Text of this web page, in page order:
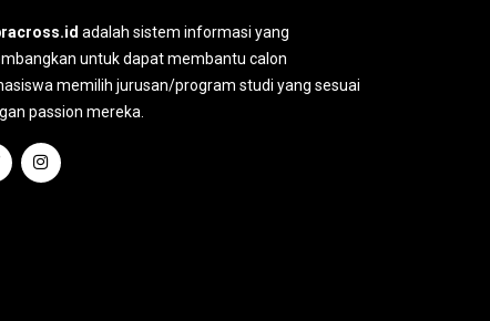
adalah sistem informasi yang
untuk dapat membantu calon
memilih jurusan/program studi yang sesuai
passion mereka.